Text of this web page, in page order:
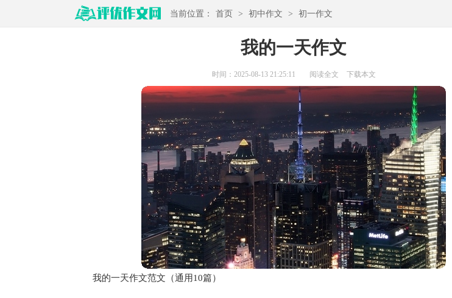
当前位置： 首页 > 初中作文 > 初一作文
我的一天作文
时间：2025-08-13 21:25:11 阅读全文 下载本文
我的一天作文范文（通用10篇）